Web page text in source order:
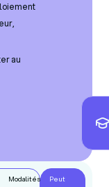
au
Modalités
Peut